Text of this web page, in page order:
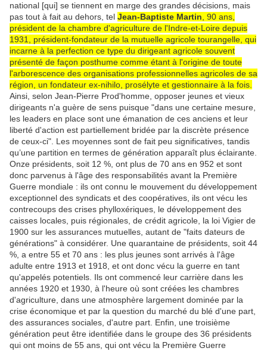
national [qui] se tiennent en marge des grandes décisions, mais
pas tout à fait au dehors, tel Jean-Baptiste Martin, 90 ans,
président de la chambre d'agriculture de l'Indre-et-Loire depuis
1931, président-fondateur de la mutuelle agricole tourangelle, qui
incarne à la perfection ce type du dirigeant agricole souvent
présenté de façon posthume comme étant à l'origine de toute
l'arborescence des organisations professionnelles agricoles de sa
région, un fondateur ex-nihilo, prosélyte et gestionnaire à la fois.
Ainsi, selon Jean-Pierre Prod'homme, opposer jeunes et vieux
dirigeants n'a guère de sens puisque "dans une certaine mesure,
les leaders en place sont une émanation de ces anciens et leur
liberté d'action est partiellement bridée par la discrète présence
de ceux-ci". Les moyennes sont de fait peu significatives, tandis
qu’une partition en termes de génération apparaît plus éclairante.
Onze présidents, soit 12 %, ont plus de 70 ans en 952 et sont
donc parvenus à l'âge des responsabilités avant la Première
Guerre mondiale : ils ont connu le mouvement du développement
exceptionnel des syndicats et des coopératives, ils ont vécu les
contrecoups des crises phylloxériques, le développement des
caisses locales, puis régionales, de crédit agricole, la loi Vigier de
1900 sur les assurances mutuelles, autant de "faits dateurs de
générations" à considérer. Une quarantaine de présidents, soit 44
%, a entre 55 et 70 ans : les plus jeunes sont arrivés à l'âge
adulte entre 1913 et 1918, et ont donc vécu la guerre en tant
qu'appelés potentiels. Ils ont commencé leur carrière dans les
années 1920 et 1930, à l'heure où sont créées les chambres
d'agriculture, dans une atmosphère largement dominée par la
crise économique et par la question du marché du blé d'une part,
des assurances sociales, d'autre part. Enfin, une troisième
génération peut être identifiée dans le groupe des 36 présidents
qui ont moins de 55 ans, qui ont vécu la Première Guerre